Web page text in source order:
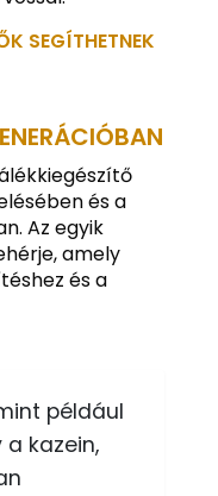
SEGÍTHETNEK
és a
Az egyik
amely
és a
például
kazein,